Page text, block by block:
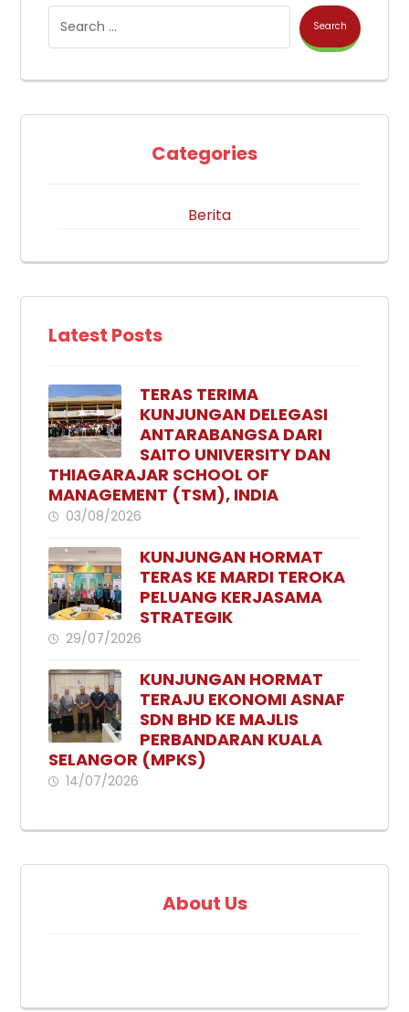
Search
Categories
Berita
Latest Posts
TERAS TERIMA
KUNJUNGAN DELEGASI
ANTARABANGSA DARI
SAITO UNIVERSITY DAN
THIAGARAJAR SCHOOL OF
MANAGEMENT (TSM), INDIA
03/08/2026
KUNJUNGAN HORMAT
TERAS KE MARDI TEROKA
PELUANG KERJASAMA
STRATEGIK
29/07/2026
KUNJUNGAN HORMAT
TERAJU EKONOMI ASNAF
SDN BHD KE MAJLIS
PERBANDARAN KUALA
SELANGOR (MPKS)
14/07/2026
About Us